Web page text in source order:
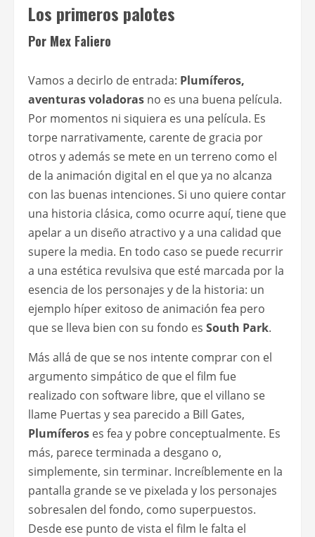
Los primeros palotes
Por Mex Faliero
Vamos a decirlo de entrada: Plumíferos,
aventuras voladoras no es una buena película.
Por momentos ni siquiera es una película. Es
torpe narrativamente, carente de gracia por
otros y además se mete en un terreno como el
de la animación digital en el que ya no alcanza
con las buenas intenciones. Si uno quiere contar
una historia clásica, como ocurre aquí, tiene que
apelar a un diseño atractivo y a una calidad que
supere la media. En todo caso se puede recurrir
a una estética revulsiva que esté marcada por la
esencia de los personajes y de la historia: un
ejemplo híper exitoso de animación fea pero
que se lleva bien con su fondo es South Park.
Más allá de que se nos intente comprar con el
argumento simpático de que el film fue
realizado con software libre, que el villano se
llame Puertas y sea parecido a Bill Gates,
Plumíferos es fea y pobre conceptualmente. Es
más, parece terminada a desgano o,
simplemente, sin terminar. Increíblemente en la
pantalla grande se ve pixelada y los personajes
sobresalen del fondo, como superpuestos.
Desde ese punto de vista el film le falta el